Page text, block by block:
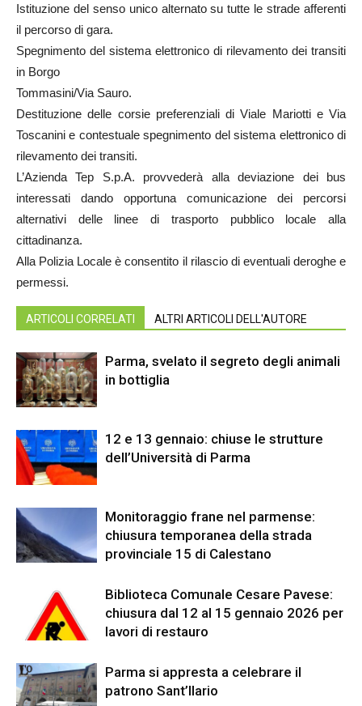
Istituzione del senso unico alternato su tutte le strade afferenti
il percorso di gara.
Spegnimento del sistema elettronico di rilevamento dei transiti
in Borgo
Tommasini/Via Sauro.
Destituzione delle corsie preferenziali di Viale Mariotti e Via
Toscanini e contestuale spegnimento del sistema elettronico di
rilevamento dei transiti.
L’Azienda Tep S.p.A. provvederà alla deviazione dei bus
interessati dando opportuna comunicazione dei percorsi
alternativi delle linee di trasporto pubblico locale alla
cittadinanza.
Alla Polizia Locale è consentito il rilascio di eventuali deroghe e
permessi.
ARTICOLI CORRELATI ALTRI ARTICOLI DELL'AUTORE
Parma, svelato il segreto degli animali
in bottiglia
12 e 13 gennaio: chiuse le strutture
dell’Università di Parma
Monitoraggio frane nel parmense:
chiusura temporanea della strada
provinciale 15 di Calestano
Biblioteca Comunale Cesare Pavese:
chiusura dal 12 al 15 gennaio 2026 per
lavori di restauro
Parma si appresta a celebrare il
patrono Sant’Ilario